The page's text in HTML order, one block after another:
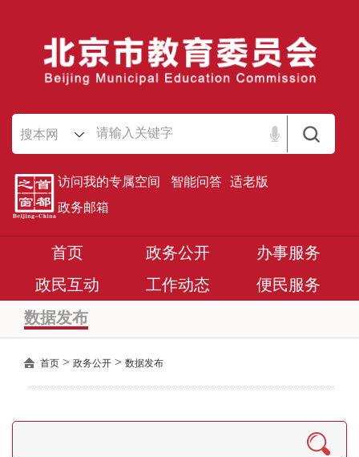
搜本网
访问我的专属空间 智能问答 适老版
政务邮箱
首页 政务公开
办事服务
政民互动
工作动态
便民服务
数据发布
首页 > 政务公开 > 数据发布